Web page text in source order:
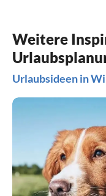
Weitere
Urlaubsideen in